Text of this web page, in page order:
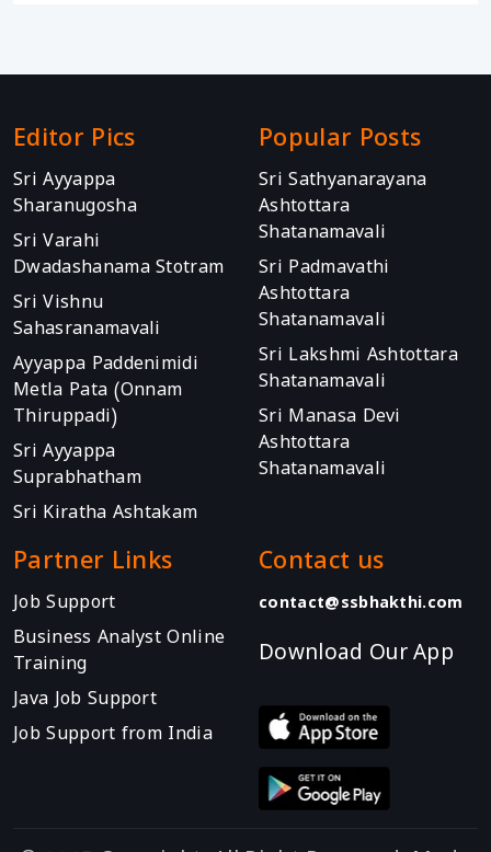
Editor Pics
Sri Ayyappa
Sharanugosha
Sri Varahi
Dwadashanama Stotram
Sri Vishnu
Sahasranamavali
Ayyappa Paddenimidi
Metla Pata (Onnam
Thiruppadi)
Sri Ayyappa
Suprabhatham
Sri Kiratha Ashtakam
Popular Posts
Sri Sathyanarayana
Ashtottara
Shatanamavali
Sri Padmavathi
Ashtottara
Shatanamavali
Sri Lakshmi Ashtottara
Shatanamavali
Sri Manasa Devi
Ashtottara
Shatanamavali
Partner Links
Job Support
Business Analyst Online
Training
Java Job Support
Job Support from India
Contact us
contact@ssbhakthi.com
Download Our App